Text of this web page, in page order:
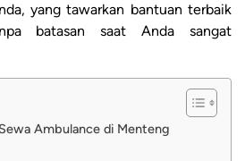
yang tawarkan bantuan terbaik
batasan saat Anda sangat
Ambulance di Menteng